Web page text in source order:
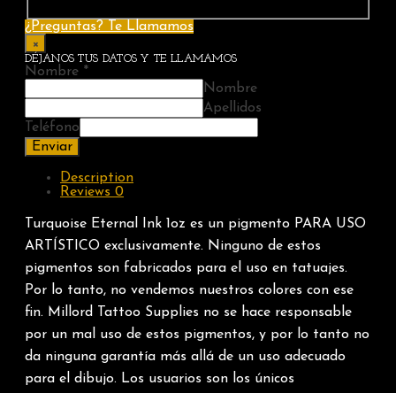
¿Preguntas? Te Llamamos
×
DÉJANOS TUS DATOS Y TE LLAMAMOS
Nombre *
Nombre
Apellidos
Teléfono
Enviar
Description
Reviews 0
Turquoise Eternal Ink 1oz es un pigmento PARA USO
ARTÍSTICO exclusivamente. Ninguno de estos
pigmentos son fabricados para el uso en tatuajes.
Por lo tanto, no vendemos nuestros colores con ese
fin. Millord Tattoo Supplies no se hace responsable
por un mal uso de estos pigmentos, y por lo tanto no
da ninguna garantía más allá de un uso adecuado
para el dibujo. Los usuarios son los únicos